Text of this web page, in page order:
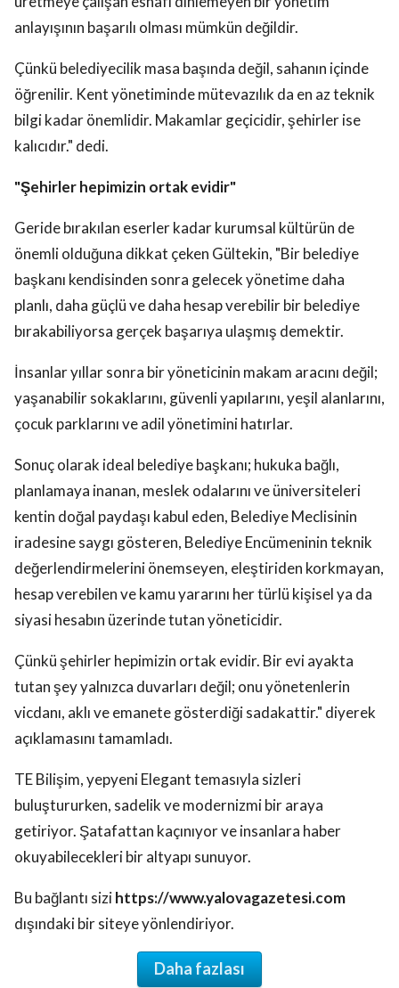
anlayışının başarılı olması mümkün değildir.
Çünkü belediyecilik masa başında değil, sahanın içinde
öğrenilir. Kent yönetiminde mütevazılık da en az teknik
bilgi kadar önemlidir. Makamlar geçicidir, şehirler ise
kalıcıdır." dedi.
"Şehirler hepimizin ortak evidir"
Geride bırakılan eserler kadar kurumsal kültürün de
önemli olduğuna dikkat çeken Gültekin, "Bir belediye
başkanı kendisinden sonra gelecek yönetime daha
planlı, daha güçlü ve daha hesap verebilir bir belediye
bırakabiliyorsa gerçek başarıya ulaşmış demektir.
İnsanlar yıllar sonra bir yöneticinin makam aracını değil;
yaşanabilir sokaklarını, güvenli yapılarını, yeşil alanlarını,
çocuk parklarını ve adil yönetimini hatırlar.
Sonuç olarak ideal belediye başkanı; hukuka bağlı,
planlamaya inanan, meslek odalarını ve üniversiteleri
kentin doğal paydaşı kabul eden, Belediye Meclisinin
iradesine saygı gösteren, Belediye Encümeninin teknik
değerlendirmelerini önemseyen, eleştiriden korkmayan,
hesap verebilen ve kamu yararını her türlü kişisel ya da
siyasi hesabın üzerinde tutan yöneticidir.
Çünkü şehirler hepimizin ortak evidir. Bir evi ayakta
tutan şey yalnızca duvarları değil; onu yönetenlerin
vicdanı, aklı ve emanete gösterdiği sadakattir." diyerek
açıklamasını tamamladı.
TE Bilişim, yepyeni Elegant temasıyla sizleri
buluştururken, sadelik ve modernizmi bir araya
getiriyor. Şatafattan kaçınıyor ve insanlara haber
okuyabilecekleri bir altyapı sunuyor.
Bu bağlantı sizihttps://www.yalovagazetesi.com
dışındaki bir siteye yönlendiriyor.
Daha fazlası